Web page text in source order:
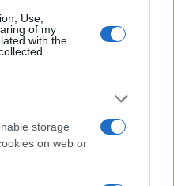
Use,
of my
with the
storage
on web or
λαούτο και
την εμβληματική
μία παιδική
Sir Ντέμης
στο Νόμπελ
της AI της Google
τροφοδότησε τις